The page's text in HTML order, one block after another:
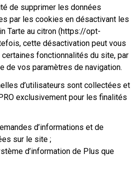
de supprimer les données
par les cookies en désactivant les
Tarte au citron (https://opt-
cette désactivation peut vous
certaines fonctionnalités du site, par
de vos paramètres de navigation.
d’utilisateurs sont collectées et
exclusivement pour les finalités
d’informations et de
sur le site ;
d’information de Plus que